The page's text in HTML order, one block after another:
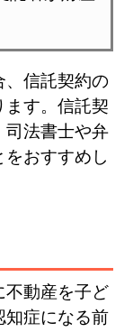
、信託契約の
ます。信託契
司法書士や弁
おすすめし
不動産を子ど
知症になる前